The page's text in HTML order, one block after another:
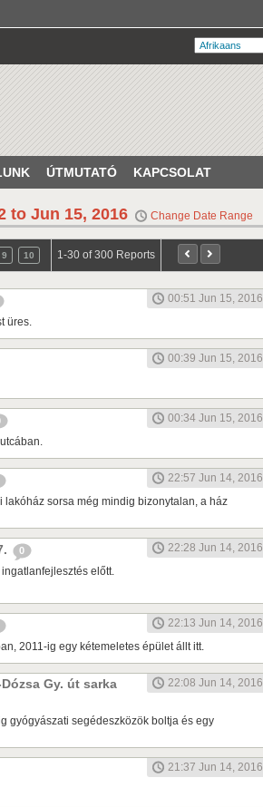
ÚTMUTATÓ KAPCSOLAT
to Jun 15, 2016 Change Date Range
9 10 1-30 of 300 Reports
00:51 Jun 15, 2016
üres.
00:39 Jun 15, 2016
00:34 Jun 15, 2016
22:57 Jun 14, 2016
sorsa még mindig bizonytalan, a ház
0
22:28 Jun 14, 2016
előtt.
22:13 Jun 14, 2016
2011-ig egy kétemeletes épület állt itt.
Gy. út sarka 22:08 Jun 14, 2016
gyógyászati segédeszközök boltja és egy
21:37 Jun 14, 2016